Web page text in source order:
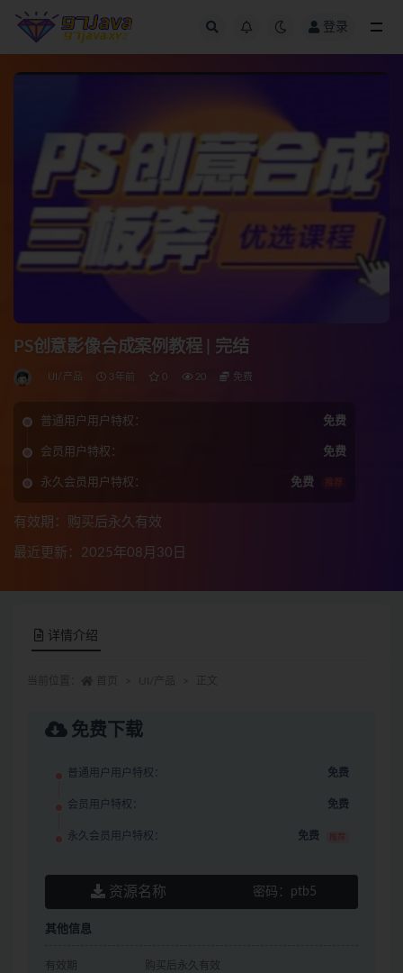
登录
PS创意影像合成案例教程 | 完结
UI/产品 3年前 0 20 免费
普通用户用户特权： 免费
会员用户特权： 免费
永久会员用户特权： 免费 推荐
有效期：购买后永久有效
最近更新：2025年08月30日
详情介绍
免费下载
普通用户用户特权： 免费
会员用户特权： 免费
永久会员用户特权： 免费 推荐
资源名称 密码： ptb5
其他信息
有效期 购买后永久有效